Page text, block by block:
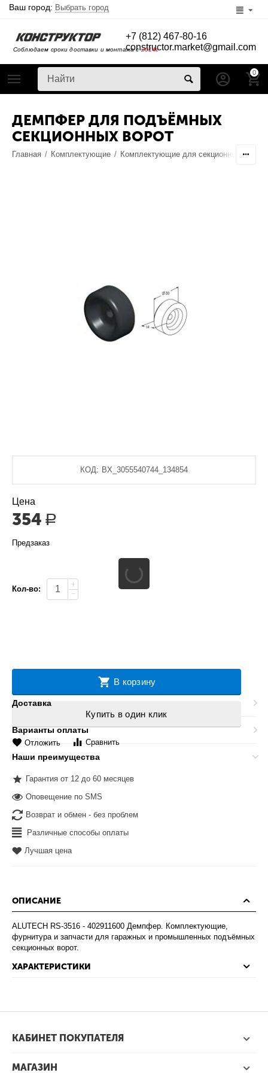
Ваш город: Выбрать город
Соблюдаем сроки доставки и монтажа с2014г
+7 (812) 467-80-16
constructor.market@gmail.com
0
ДЕМПФЕР ДЛЯ ПОДЪЁМНЫХ
СЕКЦИОННЫХ ВОРОТ
Главная / Комплектующие / Комплектующие для секционных ворот
КОД: BX_3055540744_134854
Цена
354 Р
Предзаказ
Кол-во:
+
−
В корзину
Купить в один клик
Отложить Сравнить
Доставка
Варианты оплаты
Наши преимущества
Гарантия от 12 до 60 месяцев
Оповещение по SMS
Возврат и обмен - без проблем
Различные способы оплаты
Лучшая цена
ОПИСАНИЕ
ALUTECH RS-3516 - 402911600 Демпфер. Комплектующие,
фурнитура и запчасти для гаражных и промышленных подъёмных
секционных ворот.
ХАРАКТЕРИСТИКИ
КАБИНЕТ ПОКУПАТЕЛЯ
МАГАЗИН